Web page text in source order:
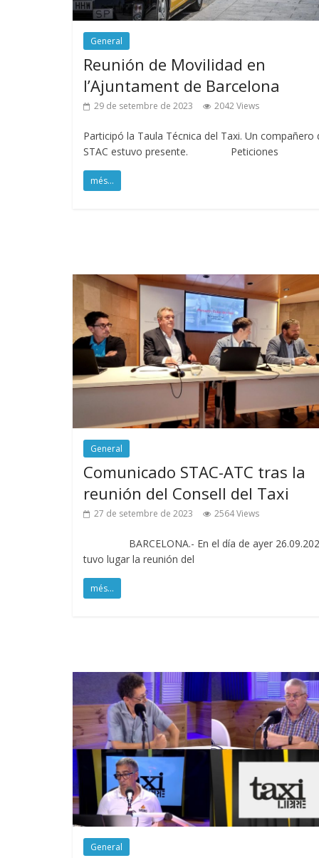
General
Reunión de Movilidad en
l’Ajuntament de Barcelona
29 de setembre de 2023 2042 Views
Participó la Taula Técnica del Taxi. Un compañero
STAC estuvo presente. Peticiones
més...
General
Comunicado STAC-ATC tras la
reunión del Consell del Taxi
27 de setembre de 2023 2564 Views
BARCELONA.- En el día de ayer
tuvo lugar la reunión del
més...
General